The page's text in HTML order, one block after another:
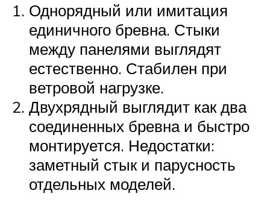
Однорядный или имитация
единичного бревна. Стыки
между панелями выглядят
естественно. Стабилен при
ветровой нагрузке.
Двухрядный выглядит как два
соединенных бревна и быстро
монтируется. Недостатки:
заметный стык и парусность
отдельных моделей.